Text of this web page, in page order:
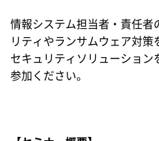
情報システム担当者・責任者
リティやランサムウェア対策
セキュリティソリューショ
参加ください。